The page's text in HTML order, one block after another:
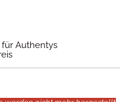
für Authentys